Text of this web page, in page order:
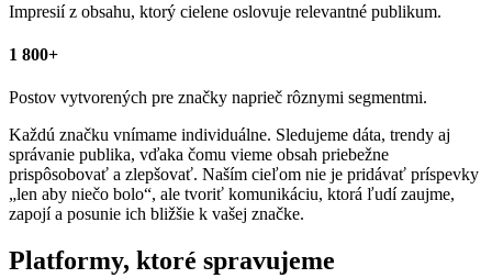
Impresií z obsahu, ktorý cielene oslovuje relevantné publikum.
1 800+
Postov vytvorených pre značky naprieč rôznymi segmentmi.
Každú značku vnímame individuálne. Sledujeme dáta, trendy aj
správanie publika, vďaka čomu vieme obsah priebežne
prispôsobovať a zlepšovať. Naším cieľom nie je pridávať príspevky
„len aby niečo bolo“, ale tvoriť komunikáciu, ktorá ľudí zaujme,
zapojí a posunie ich bližšie k vašej značke.
Platformy, ktoré spravujeme